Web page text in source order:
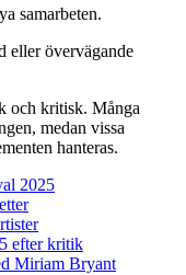
samarbeten.
eller övervägande
och kritisk. Många
medan vissa
hanteras.
2025
efter kritik
Miriam Bryant